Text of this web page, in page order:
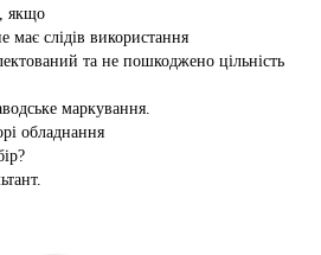
якщо
має слідів використання
та не пошкоджено цільність
маркування.
обладнання